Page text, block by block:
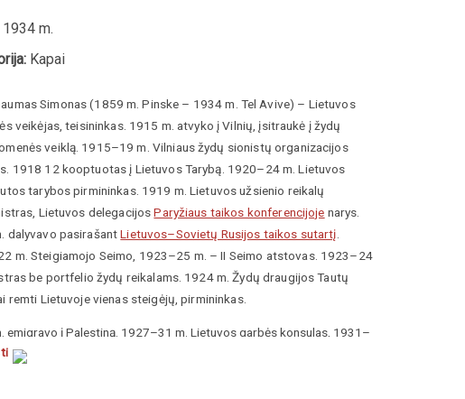
m.
Kapai
Simonas(1859 m.Pinske – 1934 m. Tel Avive) – Lietuvos
veikėjas, teisininkas. 1915 m. atvyko į Vilnių, įsitraukė į žydų
veiklą. 1915–19 m. Vilniaus žydų sionistų organizacijos
1918 12 kooptuotas į Lietuvos Tarybą. 1920–24 m. Lietuvos
tarybos pirmininkas. 1919 m. Lietuvos užsienio reikalų
Lietuvos delegacijosParyžiaus taikos konferencijoje narys.
dalyvavo pasirašantLietuvos–Sovietų Rusijos taikos sutartį
m. Steigiamojo Seimo, 1923–25 m. – II Seimo atstovas. 1923–24
be portfelio žydų reikalams. 1924 m. Žydų draugijos Tautų
remti Lietuvoje vienas steigėjų, pirmininkas.
emigravo į Palestiną. 1927–31 m. Lietuvos garbės konsulas, 1931–
konsulas Tel Avive.